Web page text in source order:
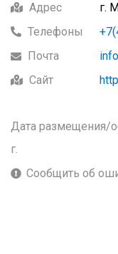
Адрес
г.
Телефоны
Почта
Сайт
Дата размещения/
г.
Сообщить об